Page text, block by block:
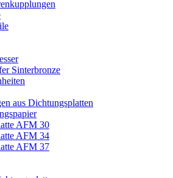
Sinterbronze
aus Dichtungsplatten
AFM 30
AFM 34
AFM 37